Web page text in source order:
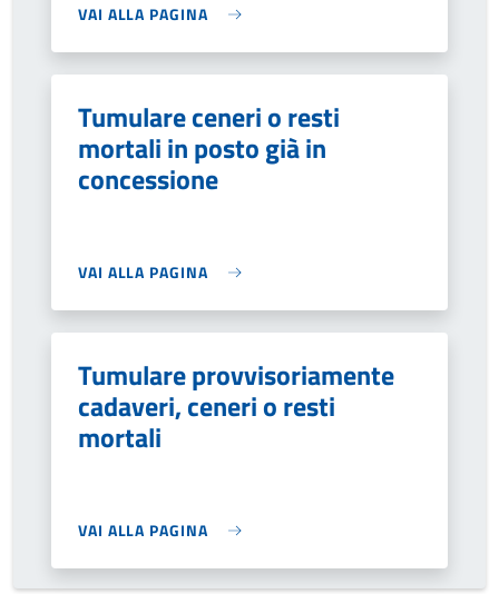
VAI ALLA PAGINA
Tumulare ceneri o resti
mortali in posto già in
concessione
VAI ALLA PAGINA
Tumulare provvisoriamente
cadaveri, ceneri o resti
mortali
VAI ALLA PAGINA